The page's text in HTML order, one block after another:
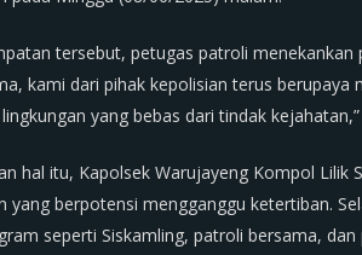
tersebut, petugas patroli
kami dari pihak kepolisian terus
yang bebas dari tindak
hal itu, Kapolsek Warujayeng Kompol
yang berpotensi mengganggu ketertiban.
seperti Siskamling, patroli bersama, dan